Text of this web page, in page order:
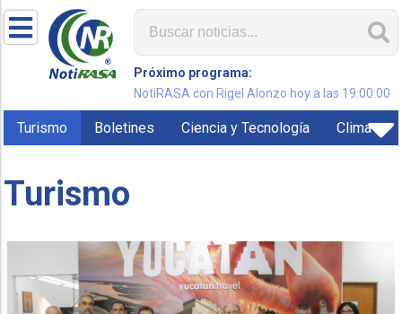
Próximo programa:
NotiRASA con Rigel Alonzo hoy a las 19:00:00
Turismo Boletines Ciencia y Tecnología Clima
Turismo